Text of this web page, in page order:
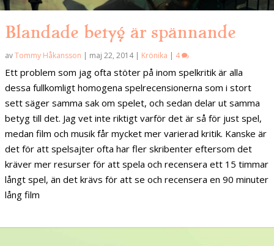
Blandade betyg är spännande
avTommy Håkansson maj 22, 2014| Krönika 4
Ett problem som jag ofta stöter på inom spelkritik är alla
dessa fullkomligt homogena spelrecensionerna som i stort
sett säger samma sak om spelet, och sedan delar ut samma
betyg till det. Jag vet inte riktigt varför det är så för just spel,
medan film och musik får mycket mer varierad kritik. Kanske är
det för att spelsajter ofta har fler skribenter eftersom det
kräver mer resurser för att spela och recensera ett 15 timmar
långt spel, än det krävs för att se och recensera en 90 minuter
lång film